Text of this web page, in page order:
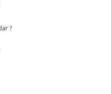
?